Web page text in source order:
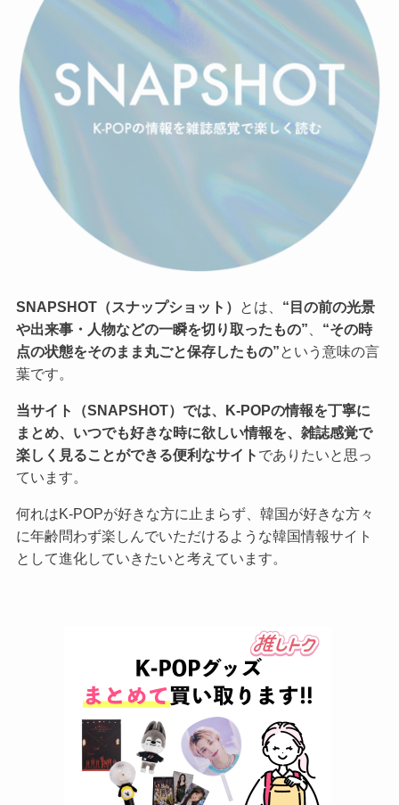
SNAPSHOT（スナップショット） とは、 “目の前の光景
や出来事・人物などの一瞬を切り取ったもの”
“その時
点の状態をそのまま丸ごと保存したもの” という意味の言
葉です。
当サイト（SNAPSHOT）では、K-POPの情報を丁寧に
まとめ、いつでも好きな時に欲しい情報を、雑誌感覚で
楽しく見ることができる便利なサイト でありたいと思っ
ています。
何れはK-POPが好きな方に止まらず、韓国が好きな方々
に年齢問わず楽しんでいただけるような韓国情報サイト
として進化していきたいと考えています。